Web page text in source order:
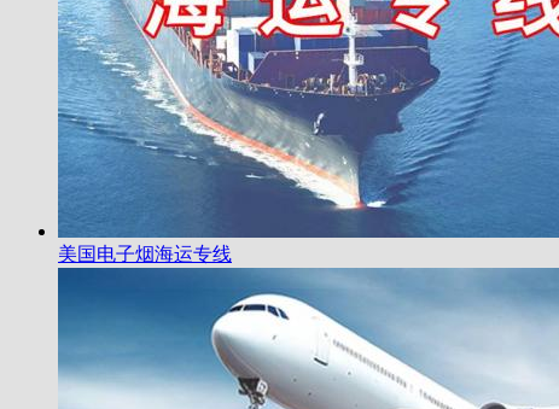
美国电子烟海运专线